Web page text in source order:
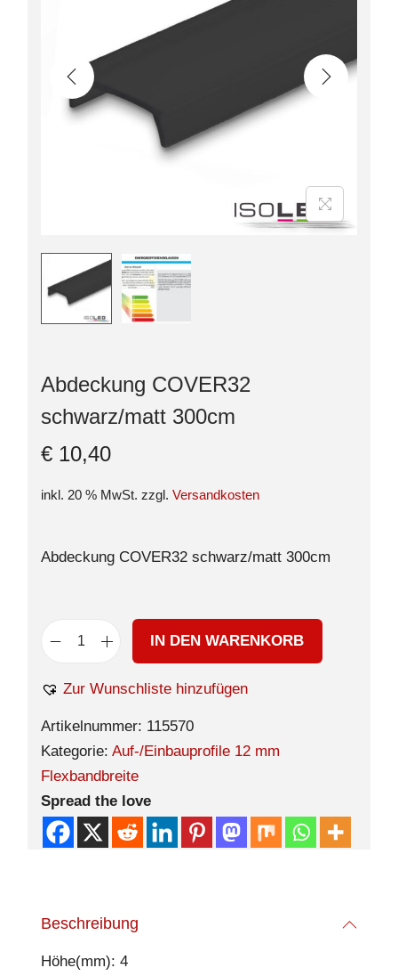
Abdeckung COVER32
schwarz/matt 300cm
€ 10,40
inkl. 20 % MwSt. zzgl. Versandkosten
Abdeckung COVER32 schwarz/matt 300cm
IN DEN WARENKORB
Zur Wunschliste hinzufügen
Artikelnummer: 115570
Kategorie: Auf-/Einbauprofile 12 mm
Flexbandbreite
Spread the love
Beschreibung
Höhe(mm): 4